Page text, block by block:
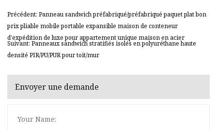
Précédent: Panneau sandwich préfabriqué/préfabriqué paquet plat bon
prix pliable mobile portable expansible maison de conteneur
d'expédition de luxe pour appartement unique maison en acier
Suivant: Panneaux sandwich stratifiés isolés en polyuréthane haute
densité PIR/PU/PUR pour toit/mur
Envoyer une demande